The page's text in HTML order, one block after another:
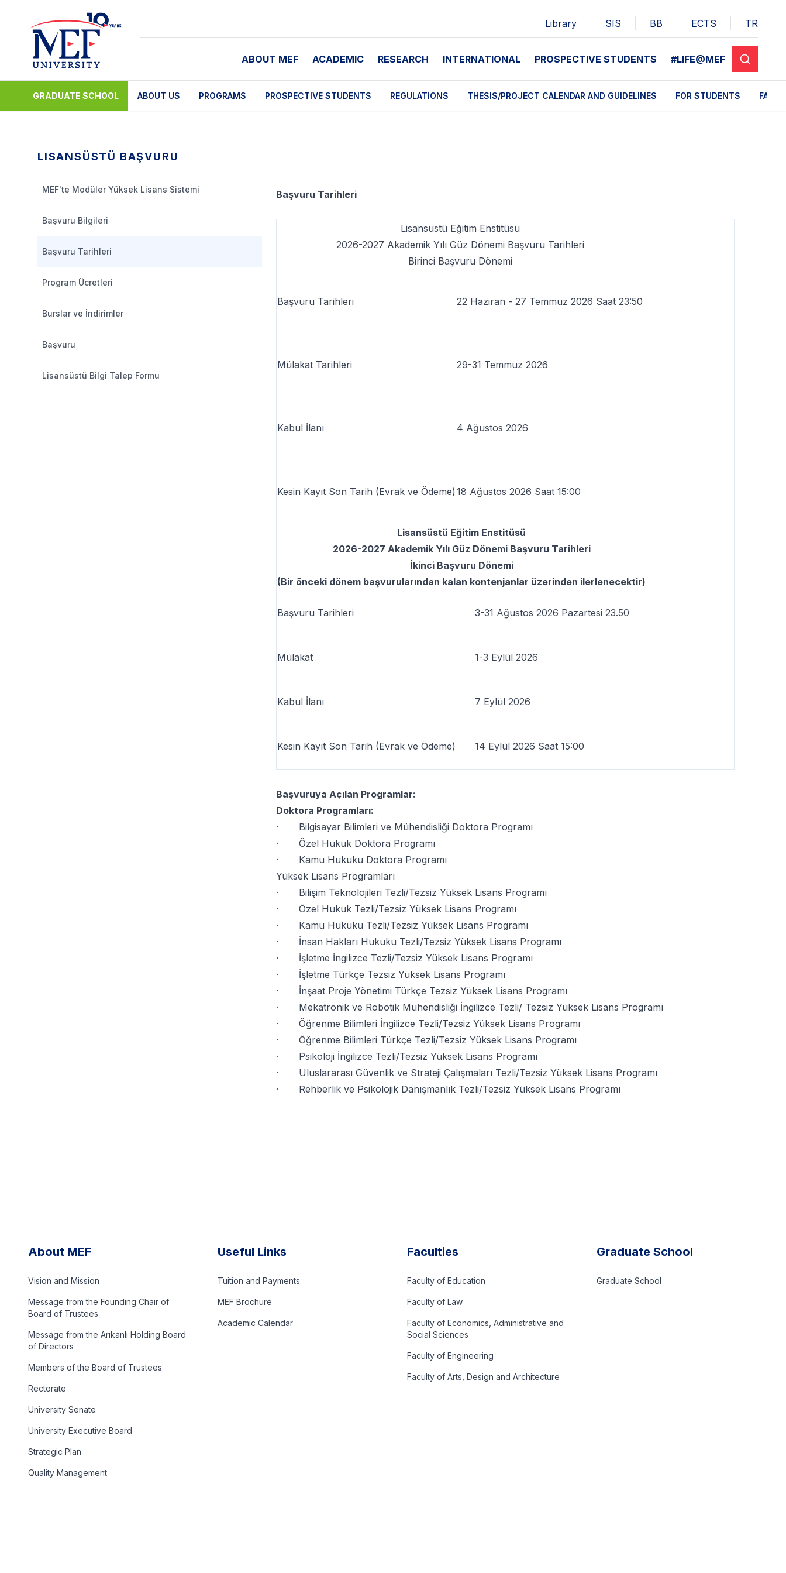
Library SIS BB ECTS TR
ABOUT MEF ACADEMIC RESEARCH INTERNATIONAL PROSPECTIVE STUDENTS #LIFE@MEF
GRADUATE SCHOOL ABOUT US PROGRAMS PROSPECTIVE STUDENTS REGULATIONS THESIS/PROJECT CALENDAR AND GUIDELINES FOR STUDENTS FAQ
LISANSÜSTÜ BAŞVURU
MEF'te Modüler Yüksek Lisans Sistemi
Başvuru Bilgileri
Başvuru Tarihleri
Program Ücretleri
Burslar ve İndirimler
Başvuru
Lisansüstü Bilgi Talep Formu
Başvuru Tarihleri
Lisansüstü Eğitim Enstitüsü
2026-2027 Akademik Yılı Güz Dönemi Başvuru Tarihleri
Birinci Başvuru Dönemi
Başvuru Tarihleri 22 Haziran - 27 Temmuz 2026 Saat 23:50
Mülakat Tarihleri 29-31 Temmuz 2026
Kabul İlanı 4 Ağustos 2026
Kesin Kayıt Son Tarih (Evrak ve Ödeme) 18 Ağustos 2026 Saat 15:00
Lisansüstü Eğitim Enstitüsü
2026-2027 Akademik Yılı Güz Dönemi Başvuru Tarihleri
İkinci Başvuru Dönemi
(Bir önceki dönem başvurularından kalan kontenjanlar üzerinden ilerlenecektir)
Başvuru Tarihleri 3-31 Ağustos 2026 Pazartesi 23.50
Mülakat 1-3 Eylül 2026
Kabul İlanı 7 Eylül 2026
Kesin Kayıt Son Tarih (Evrak ve Ödeme) 14 Eylül 2026 Saat 15:00
Başvuruya Açılan Programlar:
Doktora Programları:
· Bilgisayar Bilimleri ve Mühendisliği Doktora Programı
· Özel Hukuk Doktora Programı
· Kamu Hukuku Doktora Programı
Yüksek Lisans Programları
· Bilişim Teknolojileri Tezli/Tezsiz Yüksek Lisans Programı
· Özel Hukuk Tezli/Tezsiz Yüksek Lisans Programı
· Kamu Hukuku Tezli/Tezsiz Yüksek Lisans Programı
· İnsan Hakları Hukuku Tezli/Tezsiz Yüksek Lisans Programı
· İşletme İngilizce Tezli/Tezsiz Yüksek Lisans Programı
· İşletme Türkçe Tezsiz Yüksek Lisans Programı
· İnşaat Proje Yönetimi Türkçe Tezsiz Yüksek Lisans Programı
· Mekatronik ve Robotik Mühendisliği İngilizce Tezli/ Tezsiz Yüksek Lisans Programı
· Öğrenme Bilimleri İngilizce Tezli/Tezsiz Yüksek Lisans Programı
· Öğrenme Bilimleri Türkçe Tezli/Tezsiz Yüksek Lisans Programı
· Psikoloji İngilizce Tezli/Tezsiz Yüksek Lisans Programı
· Uluslararası Güvenlik ve Strateji Çalışmaları Tezli/Tezsiz Yüksek Lisans Programı
· Rehberlik ve Psikolojik Danışmanlık Tezli/Tezsiz Yüksek Lisans Programı
About MEF
Vision and Mission
Message from the Founding Chair of
Board of Trustees
Message from the Arıkanlı Holding Board
of Directors
Members of the Board of Trustees
Rectorate
University Senate
University Executive Board
Strategic Plan
Quality Management
Useful Links
Tuition and Payments
MEF Brochure
Academic Calendar
Faculties
Faculty of Education
Faculty of Law
Faculty of Economics, Administrative and
Social Sciences
Faculty of Engineering
Faculty of Arts, Design and Architecture
Graduate School
Graduate School